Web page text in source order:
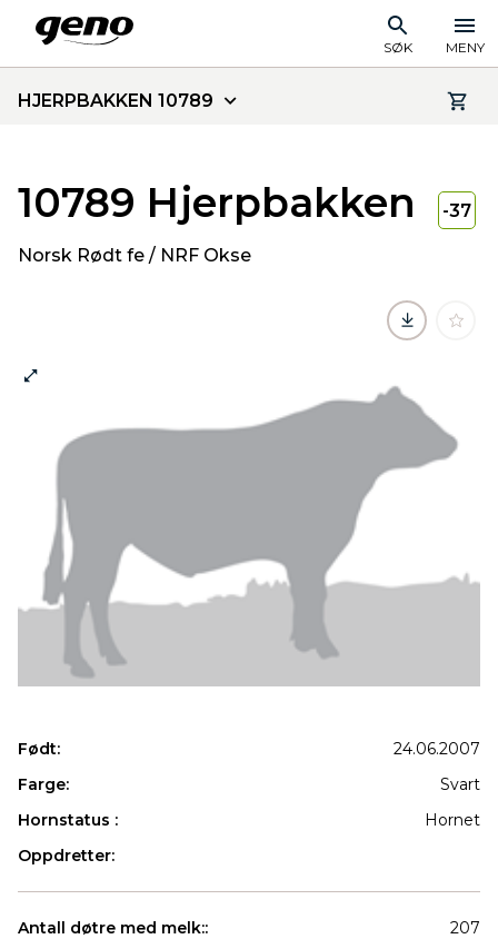
SØK MENY
HJERPBAKKEN 10789
10789 Hjerpbakken
Norsk Rødt fe / NRF Okse
-37
Født:
24.06.2007
Farge:
Svart
Hornstatus :
Hornet
Oppdretter:
Antall døtre med melk::
207